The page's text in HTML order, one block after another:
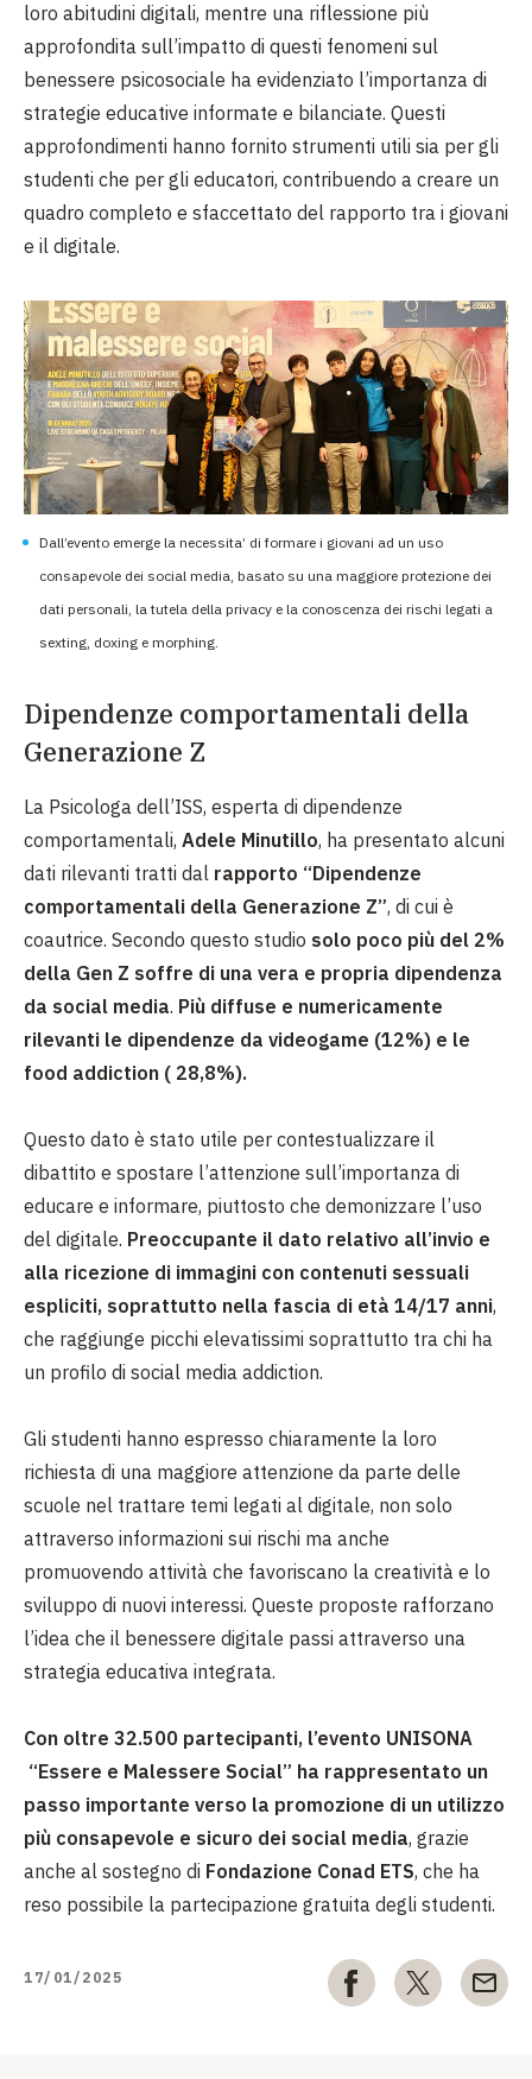
loro abitudini digitali, mentre una riflessione più
approfondita sull’impatto di questi fenomeni sul
benessere psicosociale ha evidenziato l’importanza di
strategie educative informate e bilanciate. Questi
approfondimenti hanno fornito strumenti utili sia per gli
studenti che per gli educatori, contribuendo a creare un
quadro completo e sfaccettato del rapporto tra i giovani
e il digitale.
Dall’evento emerge la necessita’ di formare i giovani ad un uso
consapevole dei social media, basato su una maggiore protezione dei
dati personali, la tutela della privacy e la conoscenza dei rischi legati a
sexting, doxing e morphing.
Dipendenze comportamentali della
Generazione Z
La Psicologa dell’ISS, esperta di dipendenze
comportamentali, Adele Minutillo, ha presentato alcuni
dati rilevanti tratti dal rapporto “Dipendenze
comportamentali della Generazione Z”, di cui è
coautrice. Secondo questo studio solo poco più del 2%
della Gen Z soffre di una vera e propria dipendenza
da social media. Più diffuse e numericamente
rilevanti le dipendenze da videogame (12%) e le
food addiction ( 28,8%).
Questo dato è stato utile per contestualizzare il
dibattito e spostare l’attenzione sull’importanza di
educare e informare, piuttosto che demonizzare l’uso
del digitale. Preoccupante il dato relativo all’invio e
alla ricezione di immagini con contenuti sessuali
espliciti, soprattutto nella fascia di età 14/17 anni,
che raggiunge picchi elevatissimi soprattutto tra chi ha
un profilo di social media addiction.
Gli studenti hanno espresso chiaramente la loro
richiesta di una maggiore attenzione da parte delle
scuole nel trattare temi legati al digitale, non solo
attraverso informazioni sui rischi ma anche
promuovendo attività che favoriscano la creatività e lo
sviluppo di nuovi interessi. Queste proposte rafforzano
l’idea che il benessere digitale passi attraverso una
strategia educativa integrata.
Con oltre 32.500 partecipanti, l’evento UNISONA
“Essere e Malessere Social” ha rappresentato un
passo importante verso la promozione di un utilizzo
più consapevole e sicuro dei social media, grazie
anche al sostegno di Fondazione Conad ETS, che ha
reso possibile la partecipazione gratuita degli studenti.
17/01/2025